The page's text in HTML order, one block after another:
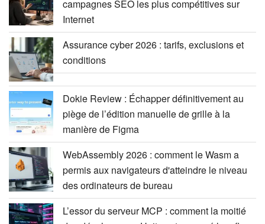
campagnes SEO les plus compétitives sur
Internet
Assurance cyber 2026 : tarifs, exclusions et
conditions
Dokie Review : Échapper définitivement au
piège de l’édition manuelle de grille à la
manière de Figma
WebAssembly 2026 : comment le Wasm a
permis aux navigateurs d'atteindre le niveau
des ordinateurs de bureau
L’essor du serveur MCP : comment la moitié